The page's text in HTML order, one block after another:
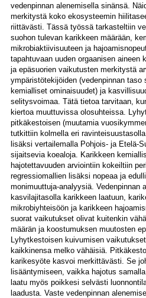
vedenpinnan alenemisella sinänsä.
merkitystä koko ekosysteemin
riittävästi. Tässä työssä tarkasteltiin
suohon tulevan karikkeen määrään,
mikrobiaktiivisuuteen ja
tapahtuvaan uuden orgaanisen aineen
ja epäsuorien vaikutusten merkitystä
ympäristötekijöiden (vedenpinnan taso
kemialliset ominaisuudet) ja
selitysvoimaa. Tätä tietoa tarvitaan,
kiertoa muuttuvissa olosuhteissa.
pitkäkestoisen (muutamia
tutkittiin kolmella eri
lisäksi vertailemalla Pohjois- ja Etelä-
sijaitsevia koealoja. Karikkeen
hajotettavuuden arviointiin kokeiltiin
regressiomallien lisäksi nopeaa ja
monimuuttuja-analyysiä. Vedenpinnan
kasvilajitasolla karikkeen laatuun,
mikrobiyhteisöön ja karikkeen
suorat vaikutukset olivat kuitenkin
määrän ja koostumuksen muutosten
Lyhytkestoisen kuivumisen
kaikkinensa melko vähäisiä.
karikesyöte kasvoi merkittävästi. Se
lisääntymiseen, vaikka hajotus
laatu myös poikkesi selvästi
laadusta. Vaste vedenpinnan